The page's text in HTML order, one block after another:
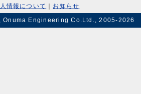
情報について ｜ お知らせ
Engineering Co.Ltd., 2005-2026